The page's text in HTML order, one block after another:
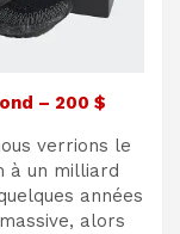
– 200 $
verrions le
à un milliard
années
alors